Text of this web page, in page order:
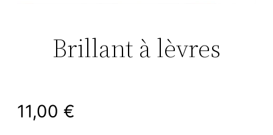
Brillant à lèvres
11,00 €